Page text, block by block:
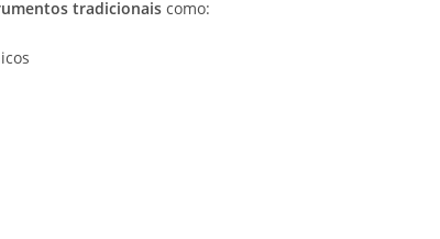
tradicionais como: